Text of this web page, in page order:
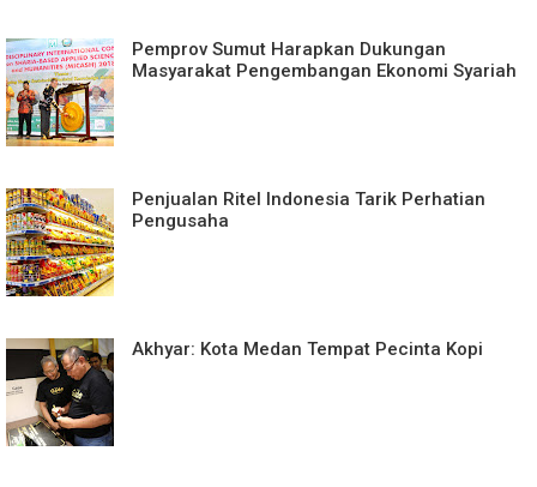
Pemprov Sumut Harapkan Dukungan
Masyarakat Pengembangan Ekonomi Syariah
Penjualan Ritel Indonesia Tarik Perhatian
Pengusaha
Akhyar: Kota Medan Tempat Pecinta Kopi